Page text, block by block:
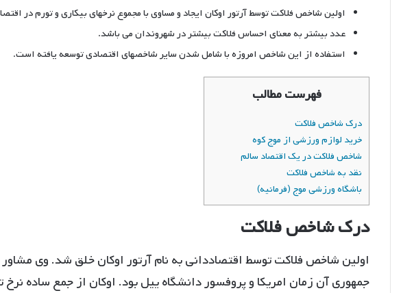
اولین شاخص فلاکت توسط آرتور اوکان ایجاد و مساوی با مجموع نرخهای بیکاری و تورم در
عدد بیشتر به معنای احساس فلاکت بیشتر در شهروندان می باشد.
استفاده از این شاخص امروزه با شامل شدن سایر شاخصهای اقتصادی توسعه یافته است.
فهرست مطالب
درک شاخص فلاکت
خرید لوازم ورزشی از موج کوه
شاخص فلاکت در یک اقتصاد سالم
نقد به شاخص فلاکت
باشگاه ورزشی موج (فرمانیه)
درک شاخص فلاکت
اولین شاخص فلاکت توسط اقتصاددانی به نام آرتور اوکان خلق شد. وی
جمهوری آن زمان امریکا و پروفسور دانشگاه ییل بود. اوکان از جمع ساده نرخ